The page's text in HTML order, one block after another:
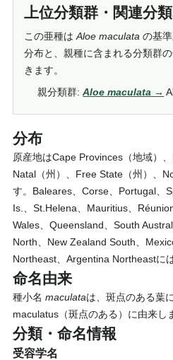
上位分類群・関連分
この亜種は Aloe maculata の基
分布と、親種に含まれる分類群
きます。
親分類群:Aloe maculata
分布
原産地はCape Provinces（地域）
Natal（州）、Free State（州）、
す。Baleares、Corse、Portugal、
Is.、St.Helena、Mauritius、
Wales、Queensland、South
North、New Zealand South、
Northeast、Argentina Northeastに
命名由来
種小名 maculataは、斑点のある葉
maculatus（斑点のある）に由来し
分類・命名情報
受容学名